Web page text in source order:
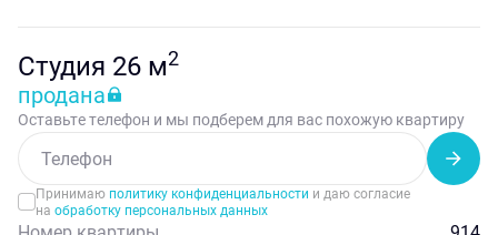
Студия 26 м2
продана
Оставьте телефон и мы подберем для вас похожую квартиру
Принимаю политику конфиденциальности и даю согласие
на обработку персональных данных